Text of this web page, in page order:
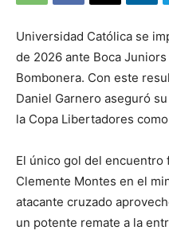
Universidad Católica se
de 2026 ante Boca
Bombonera. Con este
Daniel Garnero aseguró
la Copa Libertadores
El único gol del encuentro
Clemente Montes en el
atacante cruzado
un potente remate a la